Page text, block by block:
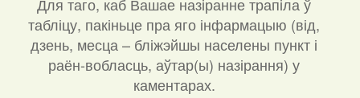
табліцу, пакіньце пра яго інфармацыю (від,
дзень, месца – бліжэйшы населены пункт і
раён-вобласць, аўтар(ы) назірання) у
каментарах.